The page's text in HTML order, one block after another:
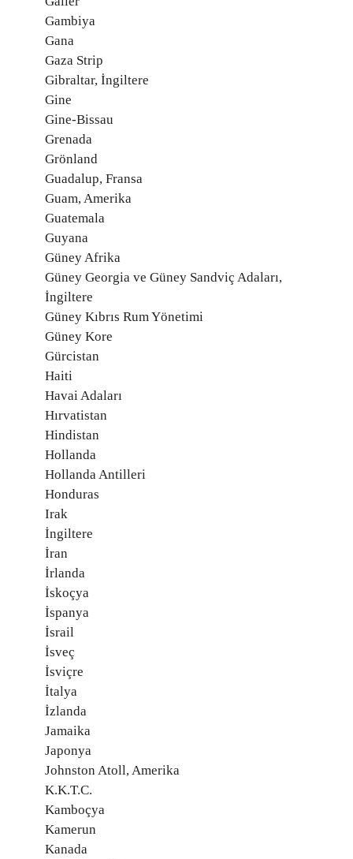
Gambiya
Gana
Gaza Strip
Gibraltar, İngiltere
Gine
Gine-Bissau
Grenada
Grönland
Guadalup, Fransa
Guam, Amerika
Guatemala
Guyana
Güney Afrika
Güney Georgia ve Güney Sandviç Adaları,
İngiltere
Güney Kıbrıs Rum Yönetimi
Güney Kore
Gürcistan
Haiti
Havai Adaları
Hırvatistan
Hindistan
Hollanda
Hollanda Antilleri
Honduras
Irak
İngiltere
İran
İrlanda
İskoçya
İspanya
İsrail
İsveç
İsviçre
İtalya
İzlanda
Jamaika
Japonya
Johnston Atoll, Amerika
K.K.T.C.
Kamboçya
Kamerun
Kanada